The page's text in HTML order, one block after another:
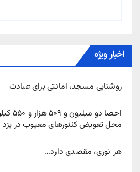
اخبار ویژه
روشنایی مسجد، امانتی برای عبادت
احصا
محل تعویض کنتورهای معیوب در یزد
هر نوری، مقصدی دارد…